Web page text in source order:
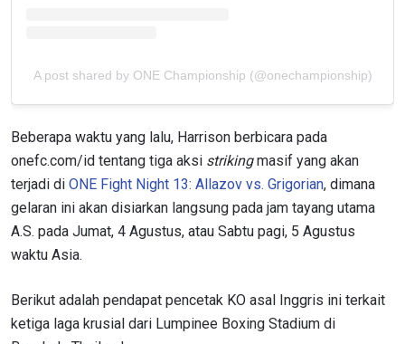
A post shared by ONE Championship (@onechampionship)
Beberapa waktu yang lalu, Harrison berbicara pada
onefc.com/id tentang tiga aksi strikingmasif yang akan
terjadi di ONE Fight Night 13: Allazov vs. Grigorian, dimana
gelaran ini akan disiarkan langsung pada jam tayang utama
A.S. pada Jumat, 4 Agustus, atau Sabtu pagi, 5 Agustus
waktu Asia.
Berikut adalah pendapat pencetak KO asal Inggris ini terkait
ketiga laga krusial dari Lumpinee Boxing Stadium di